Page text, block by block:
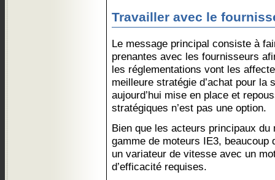
Travailler avec le
Le message principal consiste à
prenantes avec les fournisseurs
les réglementations vont les
meilleure stratégie d’achat pour la
aujourd’hui mise en place et
stratégiques n’est pas une option.
Bien que les acteurs principaux du
gamme de moteurs IE3,
un variateur de vitesse avec un
d’efficacité requises.